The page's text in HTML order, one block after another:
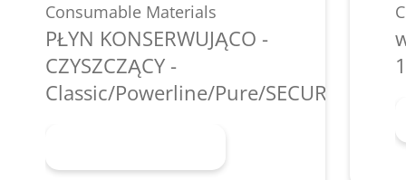
Consumable Materials
PŁYN KONSERWUJĄCO -
CZYSZCZĄCY -
Classic/Powerline/Pure/SECURIO/